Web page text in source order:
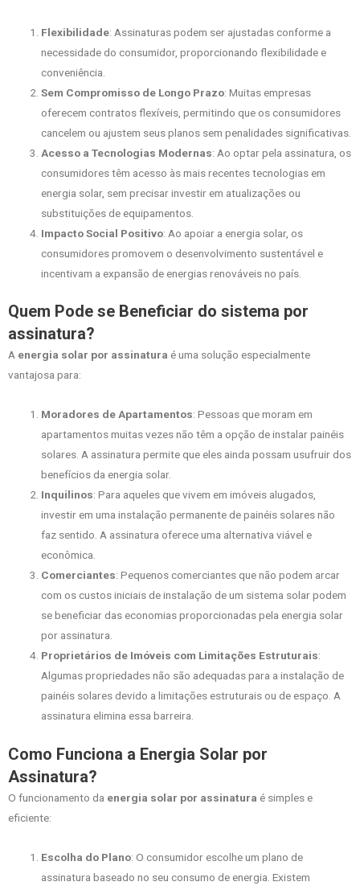
Flexibilidade: Assinaturas podem ser ajustadas conforme a
necessidade do consumidor, proporcionando flexibilidade e
conveniência.
Sem Compromisso de Longo Prazo: Muitas empresas
oferecem contratos flexíveis, permitindo que os consumidores
cancelem ou ajustem seus planos sem penalidades significativas.
Acesso a Tecnologias Modernas: Ao optar pela assinatura, os
consumidores têm acesso às mais recentes tecnologias em
energia solar, sem precisar investir em atualizações ou
substituições de equipamentos.
Impacto Social Positivo: Ao apoiar a energia solar, os
consumidores promovem o desenvolvimento sustentável e
incentivam a expansão de energias renováveis no país.
Quem Pode se Beneficiar do sistema por
assinatura?
A energia solar por assinatura é uma solução especialmente
vantajosa para:
Moradores de Apartamentos: Pessoas que moram em
apartamentos muitas vezes não têm a opção de instalar painéis
solares. A assinatura permite que eles ainda possam usufruir dos
benefícios da energia solar.
Inquilinos: Para aqueles que vivem em imóveis alugados,
investir em uma instalação permanente de painéis solares não
faz sentido. A assinatura oferece uma alternativa viável e
econômica.
Comerciantes: Pequenos comerciantes que não podem arcar
com os custos iniciais de instalação de um sistema solar podem
se beneficiar das economias proporcionadas pela energia solar
por assinatura.
Proprietários de Imóveis com Limitações Estruturais:
Algumas propriedades não são adequadas para a instalação de
painéis solares devido a limitações estruturais ou de espaço. A
assinatura elimina essa barreira.
Como Funciona a Energia Solar por
Assinatura?
O funcionamento da energia solar por assinatura é simples e
eficiente:
Escolha do Plano: O consumidor escolhe um plano de
assinatura baseado no seu consumo de energia. Existem